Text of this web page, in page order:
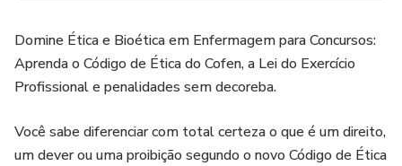
Domine Ética e Bioética em Enfermagem para Concursos:
Aprenda o Código de Ética do Cofen, a Lei do Exercício
Profissional e penalidades sem decoreba.
Você sabe diferenciar com total certeza o que é um direito,
um dever ou uma proibição segundo o novo Código de Ética